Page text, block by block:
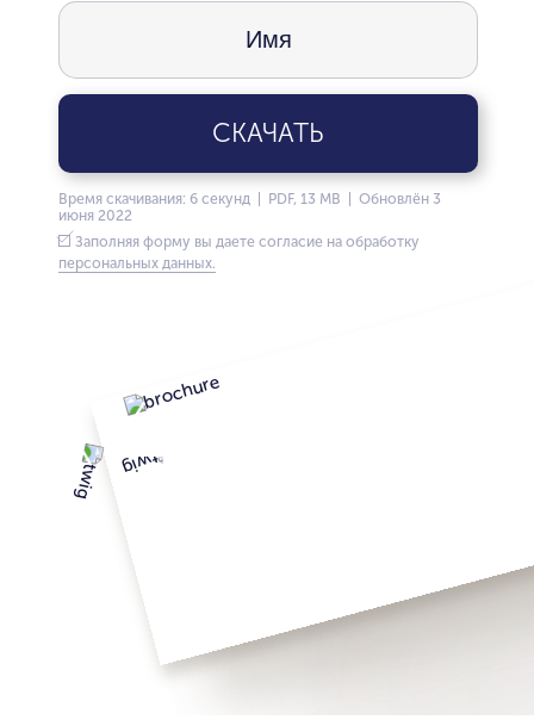
СКАЧАТЬ
Время скачивания: 6 секунд | PDF, 13 MB | Обновлён 3
июня 2022
Заполняя форму вы даете согласие на обработку
персональных данных.